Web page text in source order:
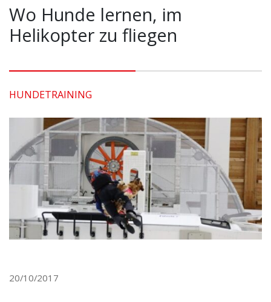
Wo Hunde lernen, im
Helikopter zu fliegen
HUNDETRAINING
20/10/2017